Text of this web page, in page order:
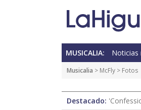
MUSICALIA: Noticias
Musicalia > McFly > Fotos
Destacado: